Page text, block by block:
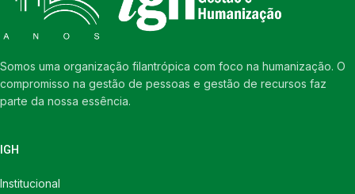
Somos uma organização filantrópica com foco na humanização. O
compromisso na gestão de pessoas e gestão de recursos faz
parte da nossa essência.
IGH
Institucional